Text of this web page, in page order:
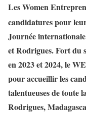
Les Women
candidatures pour
Journée
et Rodrigues.Fort du
en 2023 et 2024, le
pour accueillir les
talentueuses de toute
Rodrigues,